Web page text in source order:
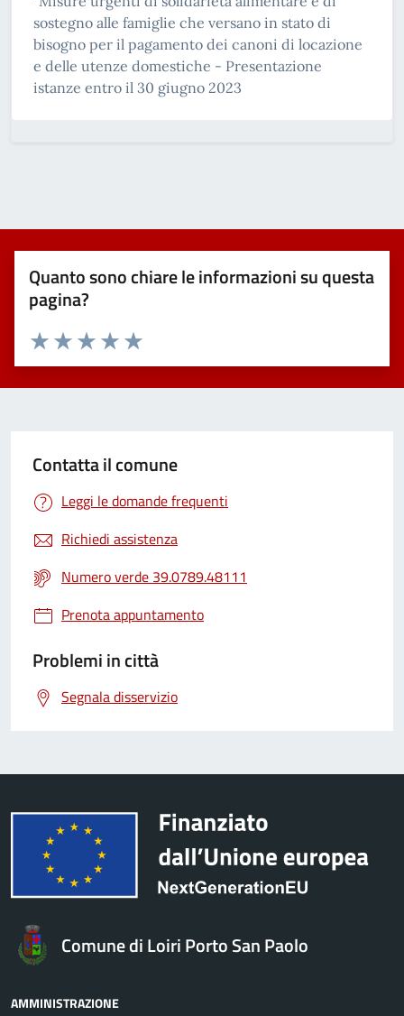
sostegno alle famiglie che versano in stato di
bisogno per il pagamento dei canoni di locazione
e delle utenze domestiche - Presentazione
istanze entro il 30 giugno 2023
Quanto sono chiare le informazioni su questa
pagina?
Valuta 5 stelle su 5
Valuta 4 stelle su 5
Valuta 3 stelle su 5
Valuta 2 stelle su 5
Valuta 1 stelle su 5
Contatta il comune
Leggi le domande frequenti
Richiedi assistenza
Numero verde 39.0789.48111
Prenota appuntamento
Problemi in città
Segnala disservizio
Comune di Loiri Porto San Paolo
AMMINISTRAZIONE